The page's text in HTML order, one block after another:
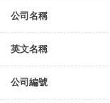
公司名稱
英文名稱
公司編號